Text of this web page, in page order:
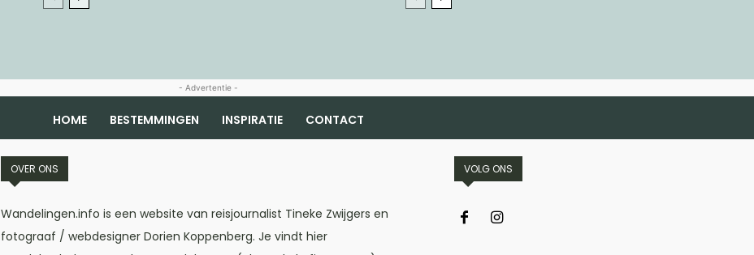
- Advertentie -
HOME BESTEMMINGEN INSPIRATIE CONTACT
OVER ONS
Wandelingen.info is een website van reisjournalist Tineke Zwijgers en
fotograaf / webdesigner Dorien Koppenberg. Je vindt hier
VOLG ONS